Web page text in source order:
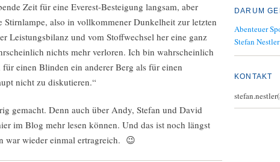
Zeit für eine Everest-Besteigung langsam, aber
Stirnlampe, also in vollkommener Dunkelheit zur letzten
Leistungsbilanz und vom Stoffwechsel her eine ganz
nichts mehr verloren. Ich bin wahrscheinlich
einen Blinden ein anderer Berg als für einen
nicht zu diskutieren.“
gemacht. Denn auch über Andy, Stefan und David
im Blog mehr lesen können. Und das ist noch längst
war wieder einmal ertragreich. 😉
DARUM
Abenteuer
Stefan Nestler
KONTAKT